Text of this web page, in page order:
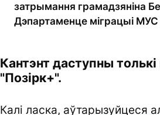
затрымання грамадзяніна
Дэпартаменце міграцыі
Кантэнт даступны
"Позірк+".
Калі ласка, аўтарызуйцеся